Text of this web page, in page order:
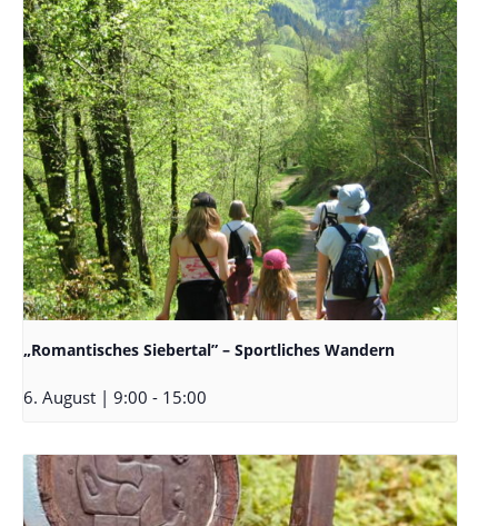
„Romantisches Siebertal” – Sportliches Wandern
6. August | 9:00 - 15:00